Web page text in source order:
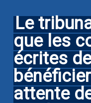
Le
que les
écrites
attente